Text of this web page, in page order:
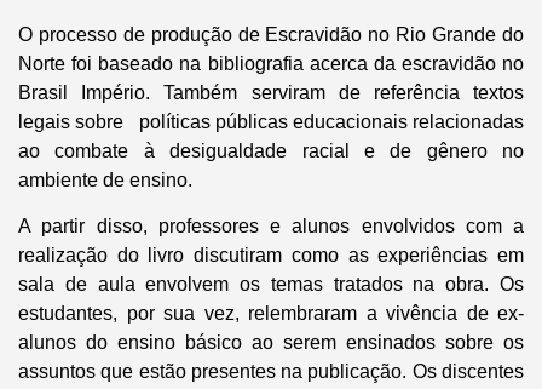
O processo de produção de Escravidão no Rio Grande do
Norte foi baseado na bibliografia acerca da escravidão no
Brasil Império. Também serviram de referência textos
legais sobre políticas públicas educacionais relacionadas
ao combate à desigualdade racial e de gênero no
ambiente de ensino.
A partir disso, professores e alunos envolvidos com a
realização do livro discutiram como as experiências em
sala de aula envolvem os temas tratados na obra. Os
estudantes, por sua vez, relembraram a vivência de ex-
alunos do ensino básico ao serem ensinados sobre os
assuntos que estão presentes na publicação. Os discentes